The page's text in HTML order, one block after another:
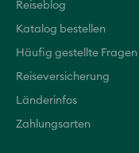
Reiseblog
Katalog bestellen
Häufig gestellte Fragen
Reiseversicherung
Länderinfos
Zahlungsarten